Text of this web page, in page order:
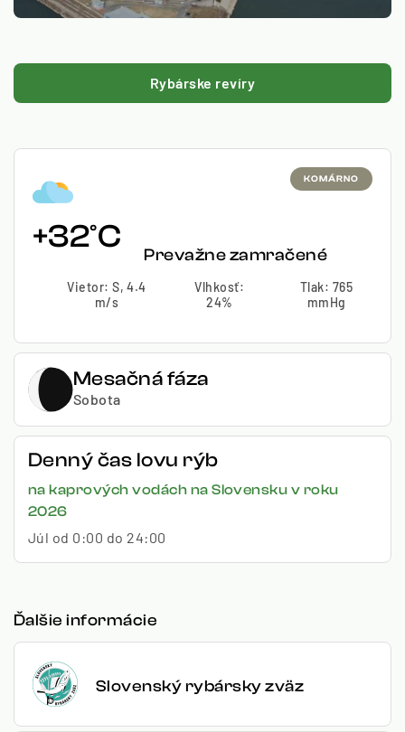
Rybárske revíry
KOMÁRNO
+32°C Prevažne zamračené
Tlak: 765
mmHg
Vlhkosť:
24%
Vietor: S, 4.4
m/s
Mesačná fáza
Sobota
Denný čas lovu rýb
na kaprových vodách na Slovensku v roku
2026
Júl od 0:00 do 24:00
Ďalšie informácie
Slovenský rybársky zväz